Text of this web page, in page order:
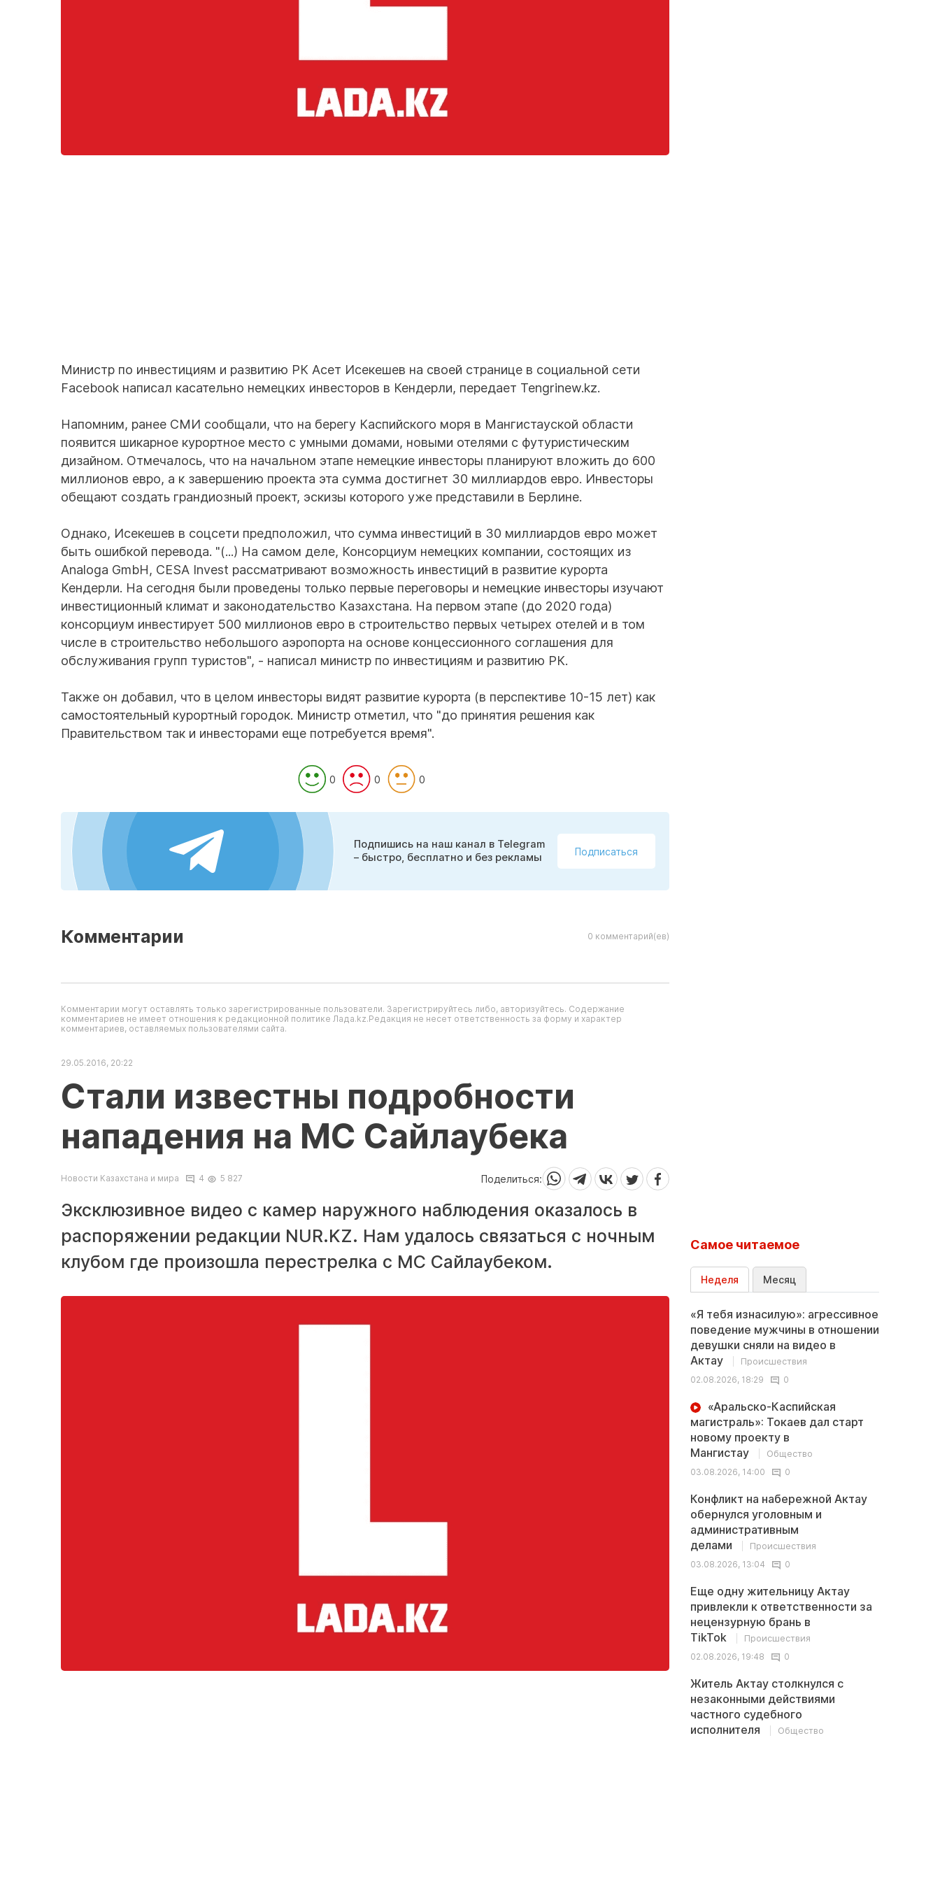
Министр по инвестициям и развитию РК Асет Исекешев на своей странице в социальной сети
Facebook написал касательно немецких инвесторов в Кендерли, передает Tengrinew.kz.
Напомним, ранее СМИ сообщали, что на берегу Каспийского моря в Мангистауской области
появится шикарное курортное место с умными домами, новыми отелями с футуристическим
дизайном. Отмечалось, что на начальном этапе немецкие инвесторы планируют вложить до 600
миллионов евро, а к завершению проекта эта сумма достигнет 30 миллиардов евро. Инвесторы
обещают создать грандиозный проект, эскизы которого уже представили в Берлине.
Однако, Исекешев в соцсети предположил, что сумма инвестиций в 30 миллиардов евро может
быть ошибкой перевода. "(...) На самом деле, Консорциум немецких компании, состоящих из
Analoga GmbH, CESA Invest рассматривают возможность инвестиций в развитие курорта
Кендерли. На сегодня были проведены только первые переговоры и немецкие инвесторы изучают
инвестиционный климат и законодательство Казахстана. На первом этапе (до 2020 года)
консорциум инвестирует 500 миллионов евро в строительство первых четырех отелей и в том
числе в строительство небольшого аэропорта на основе концессионного соглашения для
обслуживания групп туристов", - написал министр по инвестициям и развитию РК.
Также он добавил, что в целом инвесторы видят развитие курорта (в перспективе 10-15 лет) как
самостоятельный курортный городок. Министр отметил, что "до принятия решения как
Правительством так и инвесторами еще потребуется время".
0 0 0
Подпишись на наш канал в Telegram
– быстро, бесплатно и без рекламы
Подписаться
Комментарии 0 комментарий(ев)
Комментарии могут оставлять только зарегистрированные пользователи. Зарегистрируйтесь либо, авторизуйтесь. Содержание
комментариев не имеет отношения к редакционной политике Лада.kz.Редакция не несет ответственность за форму и характер
комментариев, оставляемых пользователями сайта.
29.05.2016, 20:22
Стали известны подробности
нападения на МС Сайлаубека
Новости Казахстана и мира 4 5 827 Поделиться:
Эксклюзивное видео с камер наружного наблюдения оказалось в
распоряжении редакции NUR.KZ. Нам удалось связаться с ночным
клубом где произошла перестрелка с МС Сайлаубеком.
Самое читаемое
Неделя Месяц
«Я тебя изнасилую»: агрессивное
поведение мужчины в отношении
девушки сняли на видео в
Актау
Происшествия
02.08.2026, 18:29
0
«Аральско-Каспийская
магистраль»: Токаев дал старт
новому проекту в
Мангистау
Общество
03.08.2026, 14:00
0
Конфликт на набережной Актау
обернулся уголовным и
административным
делами
Происшествия
03.08.2026, 13:04
0
Еще одну жительницу Актау
привлекли к ответственности за
нецензурную брань в
TikTok
Происшествия
02.08.2026, 19:48
0
Житель Актау столкнулся с
незаконными действиями
частного судебного
исполнителя
Общество